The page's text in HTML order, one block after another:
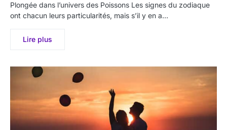
Plongée dans l’univers des Poissons Les signes du zodiaque
ont chacun leurs particularités, mais s’il y en a…
Lire plus